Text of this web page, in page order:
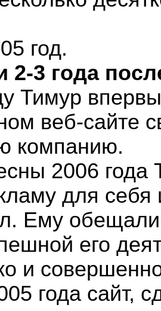
год.
2-3 года
Тимур
веб-сайте
компанию.
2006
для
Ему
его
и
года сайт,